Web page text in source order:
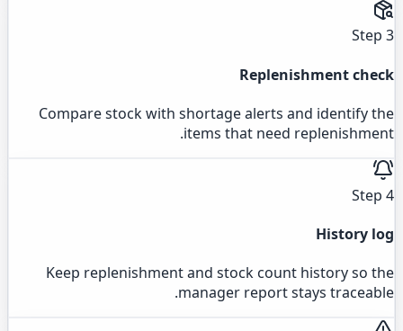
Step 3
Replenishment check
Compare stock with shortage alerts and identify the
items that need replenishment.
Step 4
History log
Keep replenishment and stock count history so the
manager report stays traceable.